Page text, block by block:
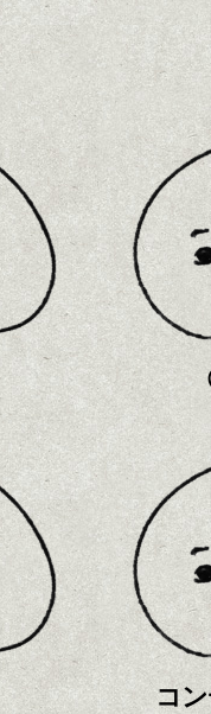
コ